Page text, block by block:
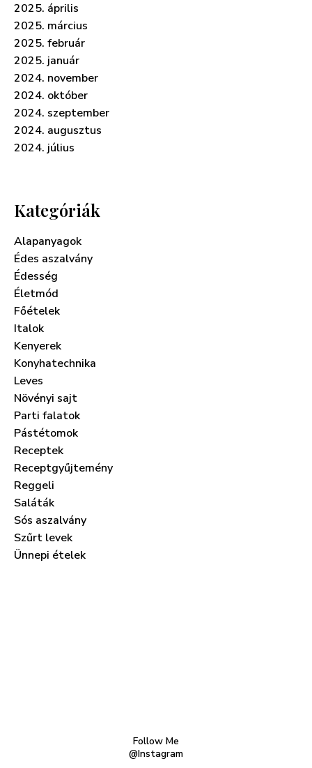
2025. április
2025. március
2025. február
2025. január
2024. november
2024. október
2024. szeptember
2024. augusztus
2024. július
Kategóriák
Alapanyagok
Édes aszalvány
Édesség
Életmód
Főételek
Italok
Kenyerek
Konyhatechnika
Leves
Növényi sajt
Parti falatok
Pástétomok
Receptek
Receptgyűjtemény
Reggeli
Saláták
Sós aszalvány
Szűrt levek
Ünnepi ételek
Follow Me
@Instagram